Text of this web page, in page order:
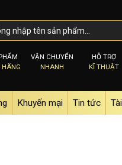
HÃNG
VẬN CHUYỂN
NHANH
HỖ TRỢ
KĨ THUẬT
Khuyến mại Tin tức